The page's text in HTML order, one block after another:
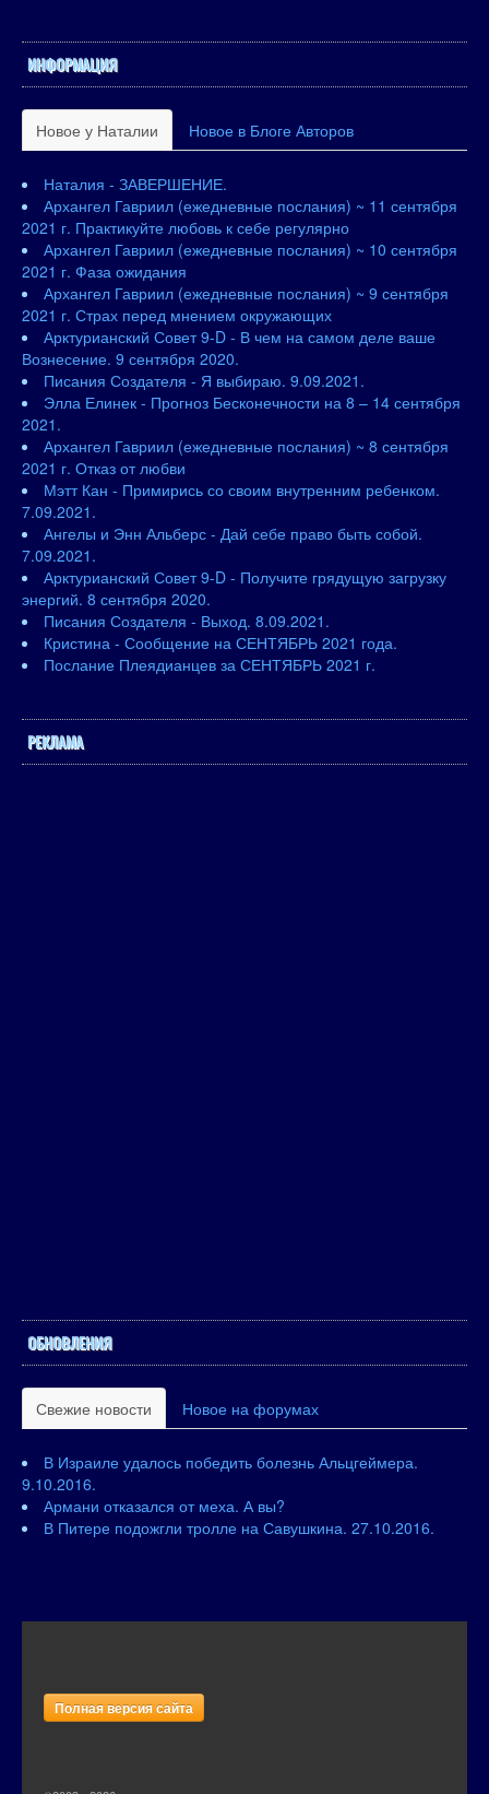
ИНФОРМАЦИЯ
Новое у Наталии Новое в Блоге Авторов
Наталия - ЗАВЕРШЕНИЕ.
Архангел Гавриил (ежедневные послания) ~ 11 сентября
2021 г. Практикуйте любовь к себе регулярно
Архангел Гавриил (ежедневные послания) ~ 10 сентября
2021 г. Фаза ожидания
Архангел Гавриил (ежедневные послания) ~ 9 сентября
2021 г. Страх перед мнением окружающих
Арктурианский Совет 9-D - В чем на самом деле ваше
Вознесение. 9 сентября 2020.
Писания Создателя - Я выбираю. 9.09.2021.
Элла Елинек - Прогноз Бесконечности на 8 – 14 сентября
2021.
Архангел Гавриил (ежедневные послания) ~ 8 сентября
2021 г. Отказ от любви
Мэтт Кан - Примирись со своим внутренним ребенком.
7.09.2021.
Ангелы и Энн Альберс - Дай себе право быть собой.
7.09.2021.
Арктурианский Совет 9-D - Получите грядущую загрузку
энергий. 8 сентября 2020.
Писания Создателя - Выход. 8.09.2021.
Кристина - Сообщение на СЕНТЯБРЬ 2021 года.
Послание Плеядианцев за СЕНТЯБРЬ 2021 г.
РЕКЛАМА
ОБНОВЛЕНИЯ
Свежие новости Новое на форумах
В Израиле удалось победить болезнь Альцгеймера.
9.10.2016.
Армани отказался от меха. А вы?
В Питере подожгли тролле на Савушкина. 27.10.2016.
Полная версия сайта